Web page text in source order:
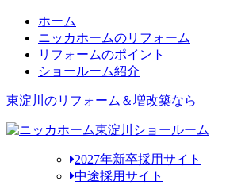
ホーム
ニッカホームのリフォーム
リフォームのポイント
ショールーム紹介
東淀川のリフォーム＆増改築なら
2027年新卒採用サイト
中途採用サイト